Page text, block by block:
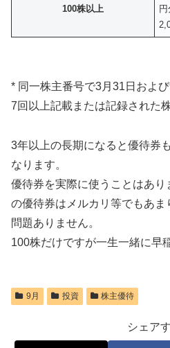
100株以上
* 同一株主番号で3月31日およ
7回以上記載または記録された
3年以上の長期になると優待券
なります。
優待券を実際に使うことはあ
の優待券はメルカリ等でもあ
問題ありません。
100株だけですが一生一緒に早
9月 投資 株主優待
シェア